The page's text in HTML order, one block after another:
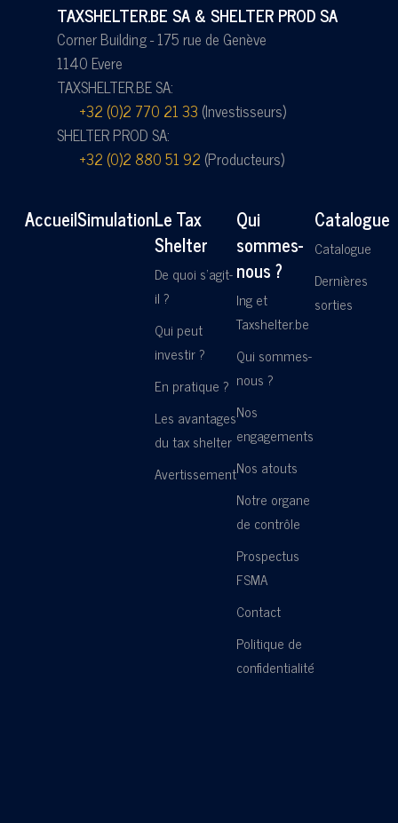
TAXSHELTER.BE SA & SHELTER PROD SA
Corner Building - 175 rue de Genève
1140 Evere
TAXSHELTER.BE SA:
+32 (0)2 770 21 33 (Investisseurs)
SHELTER PROD SA:
+32 (0)2 880 51 92 (Producteurs)
AccueilSimulationLe Tax
Shelter
De quoi s'agit-
il ?
Qui peut
investir ?
En pratique ?
Les avantages
du tax shelter
Avertissement
Qui
sommes-
nous ?
Ing et
Taxshelter.be
Qui sommes-
nous ?
Nos
engagements
Nos atouts
Notre organe
de contrôle
Prospectus
FSMA
Contact
Politique de
confidentialité
Catalogue
Catalogue
Dernières
sorties